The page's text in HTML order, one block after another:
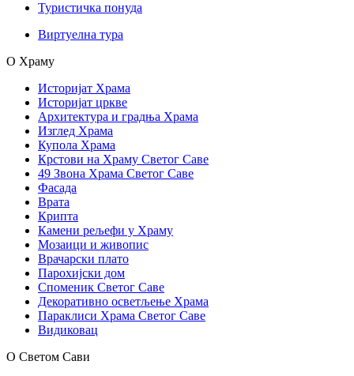
Туристичка понуда
Виртуелна тура
О Храму
Историјат Храма
Историјат цркве
Архитектура и градња Храма
Изглед Храма
Купола Храма
Крстови на Храму Светог Саве
49 Звона Храма Светог Саве
Фасада
Врата
Крипта
Камени рељефи у Храму
Мозаици и живопис
Врачарски плато
Парохијски дом
Споменик Светог Саве
Декоративно осветљење Храма
Параклиси Храма Светог Саве
Видиковац
О Светом Сави